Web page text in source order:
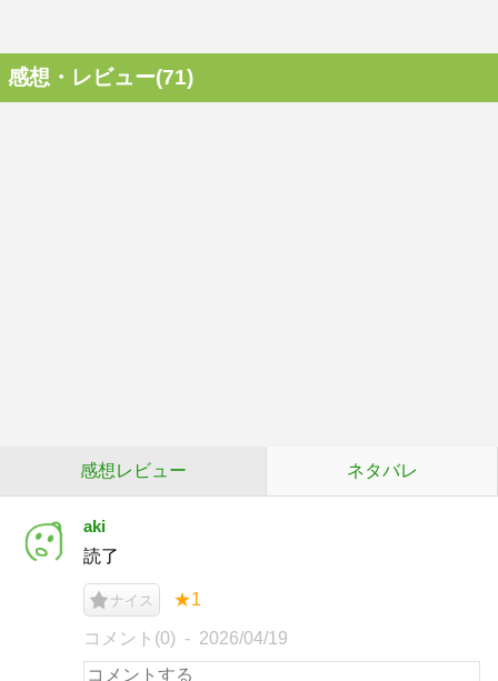
感想・レビュー(71)
感想レビュー ネタバレ
aki
読了
ナイス ★1
コメント(0) 2026/04/19